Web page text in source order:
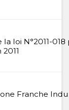
loi N°2011-
Franche